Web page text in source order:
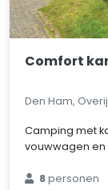
Comfort
Den Ham,
Camping met
vouwwagen en
8personen